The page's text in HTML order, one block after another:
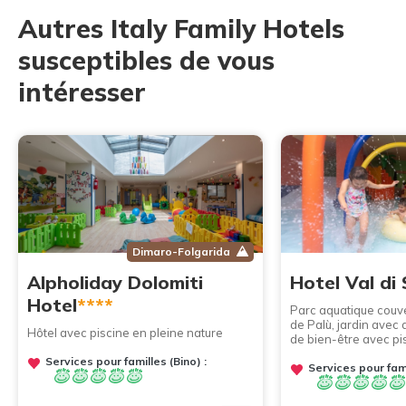
Autres Italy Family Hotels
susceptibles de vous
intéresser
Dimaro-Folgarida
Alpholiday Dolomiti
Hotel****
Hôtel avec piscine en pleine nature
Services pour familles (Bino) :
Hotel Val di
Parc aquatique
de Palù, jardin avec
de bien-être avec
Services pour